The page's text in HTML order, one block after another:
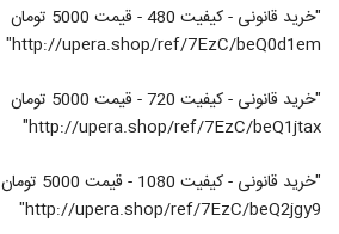
"خرید قانونی - کیفیت 480 - قیمت 5000 تومان
http://upera.shop/ref/7EzC/beQ0d1em"
"خرید قانونی - کیفیت 720 - قیمت 5000 تومان
http://upera.shop/ref/7EzC/beQ1jtax"
"خرید قانونی - کیفیت 1080 - قیمت 5000 تومان
http://upera.shop/ref/7EzC/beQ2jgy9"